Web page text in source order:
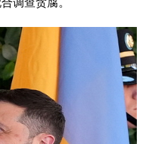
调查贪腐。